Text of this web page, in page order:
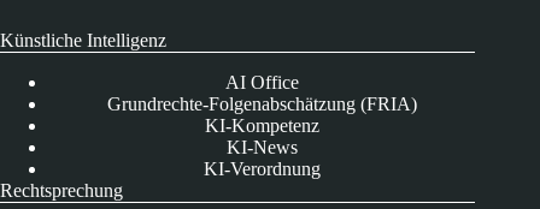
Künstliche Intelligenz
AI Office
Grundrechte-Folgenabschätzung (FRIA)
KI-Kompetenz
KI-News
KI-Verordnung
Rechtsprechung